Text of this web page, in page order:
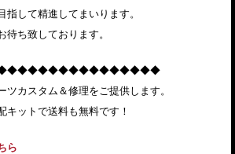
指して精進してまいります。
待ち致しております。
ツカスタム＆修理をご提供します。
キットで送料も無料です！
ら